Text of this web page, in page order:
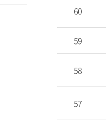
60
59
58
57